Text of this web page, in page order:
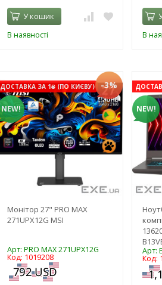
У кошик
В наявності В
ДОСТАВКА ЗА 1₴ (ПО КИЄВУ)
NEW!
-3%
Монітор 27" PRO MAX
271UPX12G MSI
Арт: PRO MAX 271UPX12G
Код: 1019208
NEW!
Арт:
Код: